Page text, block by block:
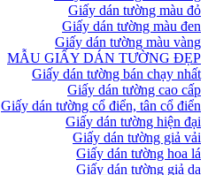
Giấy dán tường màu đỏ
Giấy dán tường màu đen
Giấy dán tường màu vàng
MẪU GIẤY DÁN TƯỜNG ĐẸP
Giấy dán tường bán chạy nhất
Giấy dán tường cao cấp
Giấy dán tường cổ điển, tân cổ điển
Giấy dán tường hiện đại
Giấy dán tường giả vải
Giấy dán tường hoa lá
Giấy dán tường giả da